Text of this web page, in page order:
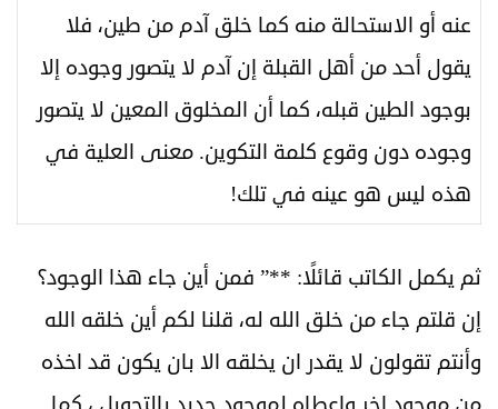
عنه أو الاستحالة منه كما خلق آدم من طين، فلا
يقول أحد من أهل القبلة إن آدم لا يتصور وجوده إلا
بوجود الطين قبله، كما أن المخلوق المعين لا يتصور
وجوده دون وقوع كلمة التكوين. معنى العلية في
هذه ليس هو عينه في تلك!
ثم يكمل الكاتب قائلًا: **” فمن أين جاء هذا الوجود؟
إن قلتم جاء من خلق الله له، قلنا لكم أين خلقه الله
وأنتم تقولون لا يقدر ان يخلقه الا بان يكون قد اخذه